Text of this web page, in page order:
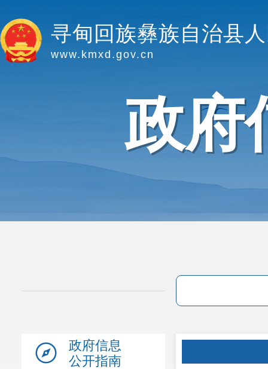
寻甸回族彝族自治县
www.kmxd.gov.cn
政府
政府信息
公开指南